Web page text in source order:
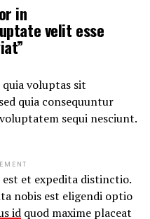
in
velit esse
voluptas sit
quia consequuntur
sequi nesciunt.
et expedita distinctio.
nobis est eligendi optio
id quod maxime placeat